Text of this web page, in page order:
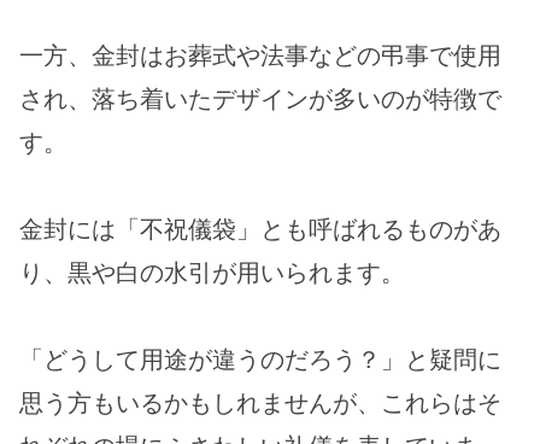
一方、金封はお葬式や法事などの弔事で使用
され、落ち着いたデザインが多いのが特徴で
す。
金封には「不祝儀袋」とも呼ばれるものがあ
り、黒や白の水引が用いられます。
「どうして用途が違うのだろう？」と疑問に
思う方もいるかもしれませんが、これらはそ